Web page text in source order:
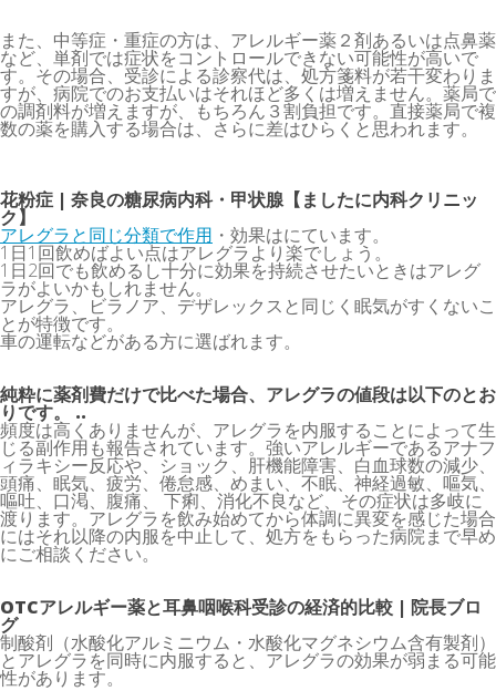
また、中等症・重症の方は、アレルギー薬２剤あるいは点鼻薬
など、単剤では症状をコントロールできない可能性が高いで
す。その場合、受診による診察代は、処方箋料が若干変わりま
すが、病院でのお支払いはそれほど多くは増えません。薬局で
の調剤料が増えますが、もちろん３割負担です。直接薬局で複
数の薬を購入する場合は、さらに差はひらくと思われます。
花粉症 | 奈良の糖尿病内科・甲状腺【ましたに内科クリニッ
ク】
アレグラと同じ分類で作用 ・効果はにています。
1日1回飲めばよい点はアレグラより楽でしょう。
1日2回でも飲めるし十分に効果を持続させたいときはアレグ
ラがよいかもしれません。
アレグラ、ビラノア、デザレックスと同じく眠気がすくないこ
とが特徴です。
車の運転などがある方に選ばれます。
純粋に薬剤費だけで比べた場合、アレグラの値段は以下のとお
りです。 ..
頻度は高くありませんが、アレグラを内服することによって生
じる副作用も報告されています。強いアレルギーであるアナフ
ィラキシー反応や、ショック、肝機能障害、白血球数の減少、
頭痛、眠気、疲労、倦怠感、めまい、不眠、神経過敏、嘔気、
嘔吐、口渇、腹痛、 下痢、消化不良など、その症状は多岐に
渡ります。アレグラを飲み始めてから体調に異変を感じた場合
にはそれ以降の内服を中止して、処方をもらった病院まで早め
にご相談ください。
OTCアレルギー薬と耳鼻咽喉科受診の経済的比較 | 院長ブロ
グ
制酸剤（水酸化アルミニウム・水酸化マグネシウム含有製剤）
とアレグラを同時に内服すると、アレグラの効果が弱まる可能
性があります。